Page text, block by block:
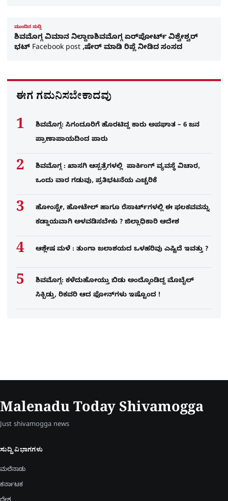
ಮುಂದಿನ ಸುದ್ದಿ
ಶಿವಮೊಗ್ಗ ವಿಮಾನ ನಿಲ್ದಾಣಶಿವಮೊಗ್ಗ ಏರ್​ಪೋರ್ಟ್​ ವಿಶ್ವೇಶ್ವರ್​
ಭಟ್​ Facebook post ,ಷೇರ್ ಮಾಡಿ ರಿಪ್ಲೆ ನೀಡಿದ ಸಂಸದ
ಈಗ ಗಮನಿಸಬೇಕಾದವು
ಶಿವಮೊಗ್ಗ: ಸಿಗಂದೂರಿಗೆ ಹೊರಟಿದ್ದ ಕಾರು ಅಪಘಾತ – 6 ಜನ
ಪ್ರಾಣಾಪಾಯದಿಂದ ಪಾರು
ಶಿವಮೊಗ್ಗ : ಖಾಸಗಿ ಆಸ್ಪತ್ರೆಗಳಲ್ಲಿ ಪಾರ್ಕಿಂಗ್​ ವ್ಯವಸ್ಥೆ ವಿಚಾರ,
ಒಂದು ವಾರ ಗಡುವು, ಪ್ರತಿಭಟನೆಯ ಎಚ್ಚರಿಕೆ
ಹೋಂಸ್ಟೇ, ಹೋಟೇಲ್ ಹಾಗೂ ರೆಸಾರ್ಟ್‌ಗಳಲ್ಲಿ ಈ ಫಲಕವವನ್ನು
ಕಡ್ಡಾಯವಾಗಿ ಅಳವಡಿಸಬೇಕು ? ಜಿಲ್ಲಾಧಿಕಾರಿ ಆದೇಶ
ಆಶ್ಲೇಷ ಮಳೆ : ತುಂಗಾ ಜಲಾಶಯದ ಒಳಹರಿವು ಎಷ್ಟಿದೆ ಇವತ್ತು ?
ಶಿವಮೊಗ್ಗ: ಕಳೆದುಹೋಯ್ತು ಬಿಡು ಅಂದ್ಕೊಂಡಿದ್ದ ಮೊಬೈಲ್​
ಸಿಕ್ಬಿಡ್ತು, ರಿಕವರಿ ಆದ ಫೋನ್​ಗಳು​ ಇಷ್ಟೊಂದ !
Malenadu Today Shivamogga
Just shivamogga news
ಸುದ್ದಿ ವಿಭಾಗಗಳು
ಮಲೆನಾಡು
ಕರ್ನಾಟಕ